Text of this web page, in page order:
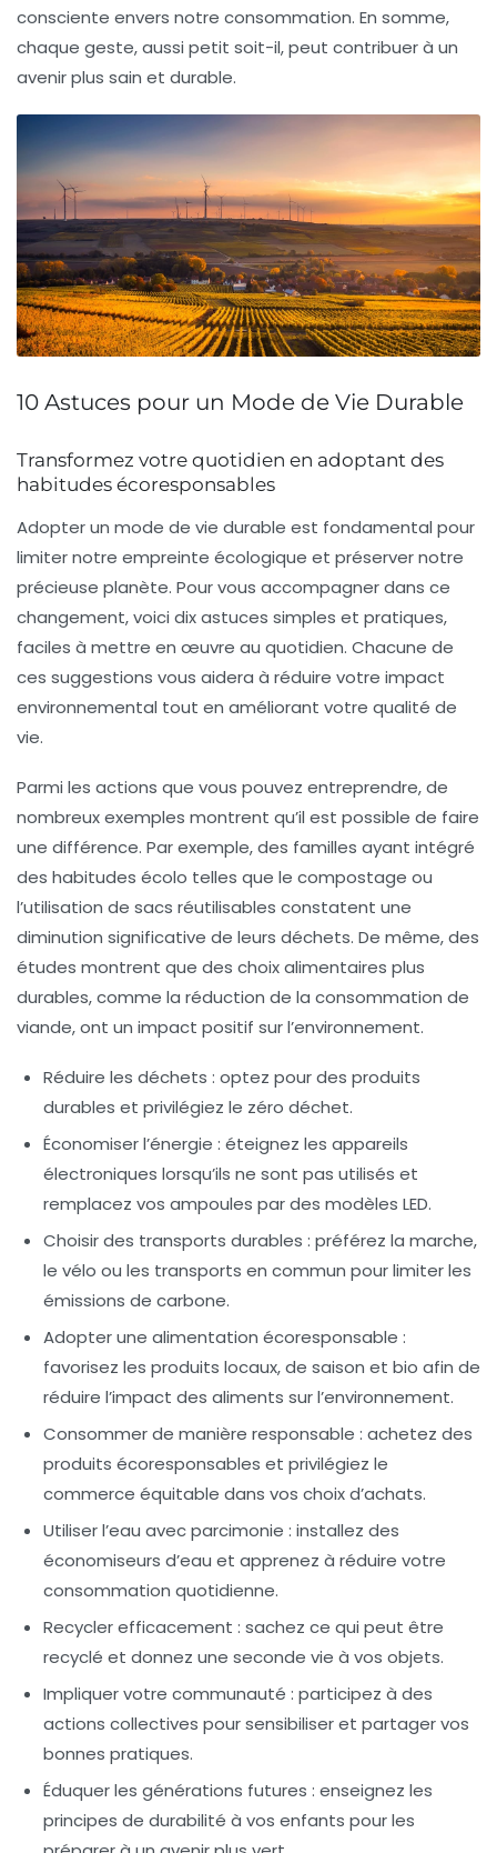
consciente envers notre consommation. En somme,
chaque geste, aussi petit soit-il, peut contribuer à un
avenir plus sain et durable.
10 Astuces pour un Mode de Vie Durable
Transformez votre quotidien en adoptant des
habitudes écoresponsables
Adopter un mode de vie durable est fondamental pour
limiter notre empreinte écologique et préserver notre
précieuse planète. Pour vous accompagner dans ce
changement, voici dix astuces simples et pratiques,
faciles à mettre en œuvre au quotidien. Chacune de
ces suggestions vous aidera à réduire votre impact
environnemental tout en améliorant votre qualité de
vie.
Parmi les actions que vous pouvez entreprendre, de
nombreux exemples montrent qu’il est possible de faire
une différence. Par exemple, des familles ayant intégré
des habitudes écolo telles que le compostage ou
l’utilisation de sacs réutilisables constatent une
diminution significative de leurs déchets. De même, des
études montrent que des choix alimentaires plus
durables, comme la réduction de la consommation de
viande, ont un impact positif sur l’environnement.
Réduire les déchets : optez pour des produits
durables et privilégiez le zéro déchet.
Économiser l’énergie : éteignez les appareils
électroniques lorsqu’ils ne sont pas utilisés et
remplacez vos ampoules par des modèles LED.
Choisir des transports durables : préférez la marche,
le vélo ou les transports en commun pour limiter les
émissions de carbone.
Adopter une alimentation écoresponsable :
favorisez les produits locaux, de saison et bio afin de
réduire l’impact des aliments sur l’environnement.
Consommer de manière responsable : achetez des
produits écoresponsables et privilégiez le
commerce équitable dans vos choix d’achats.
Utiliser l’eau avec parcimonie : installez des
économiseurs d’eau et apprenez à réduire votre
consommation quotidienne.
Recycler efficacement : sachez ce qui peut être
recyclé et donnez une seconde vie à vos objets.
Impliquer votre communauté : participez à des
actions collectives pour sensibiliser et partager vos
bonnes pratiques.
Éduquer les générations futures : enseignez les
principes de durabilité à vos enfants pour les